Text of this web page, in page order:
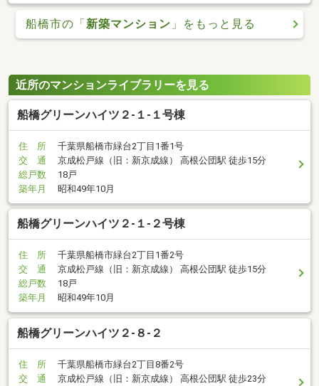
船橋市の「新築マンション 」をもっと見る
近所のマンションライブラリーを見る
船橋グリーンハイツ２-１-１号棟
住 所
千葉県船橋市緑台2丁目1番1号
交 通
京成松戸線（旧：新京成線） 高根公団駅 徒歩15分
総戸数
18戸
築年月
昭和49年10月
船橋グリーンハイツ２-１-２号棟
住 所
千葉県船橋市緑台2丁目1番2号
交 通
京成松戸線（旧：新京成線） 高根公団駅 徒歩15分
総戸数
18戸
築年月
昭和49年10月
船橋グリーンハイツ２-８-２
住 所
千葉県船橋市緑台2丁目8番2号
交 通
京成松戸線（旧：新京成線） 高根公団駅 徒歩23分